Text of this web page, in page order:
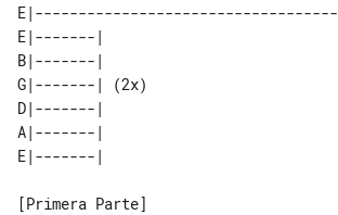
E|-----------------------------------
E|-------|
B|-------|
G|-------| (2x)
D|-------|
A|-------|
[Primera Parte]